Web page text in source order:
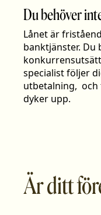
Du behöver
Lånet är
banktjänster. Du
specialist följer
utbetalning, och
dyker upp.
Är ditt